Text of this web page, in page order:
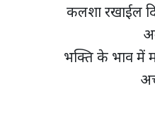
कलशा रखाईल
भक्ति के भाव में